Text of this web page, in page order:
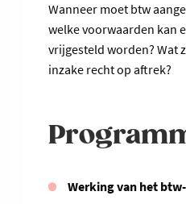
Wanneer moet btw
welke voorwaarden kan
vrijgesteld worden? Wat
inzake recht op aftrek?
Werking van het